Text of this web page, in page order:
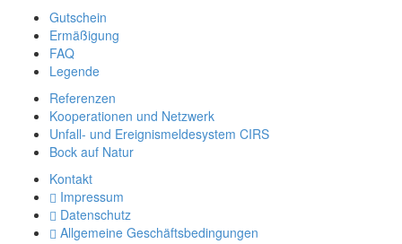
Gutschein
Ermäßigung
FAQ
Legende
Referenzen
Kooperationen und Netzwerk
Unfall- und Ereignismeldesystem CIRS
Bock auf Natur
Kontakt
Impressum
Datenschutz
Allgemeine Geschäftsbedingungen